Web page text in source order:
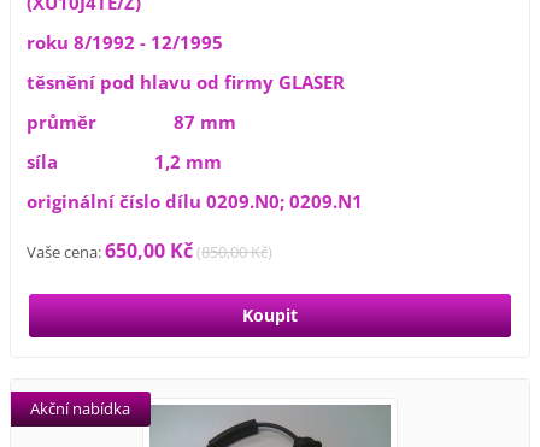
roku 8/1992 - 12/1995
těsnění pod hlavu od firmy GLASER
průměr 87 mm
síla 1,2 mm
originální číslo dílu 0209.N0; 0209.N1
Vaše cena:650,00 Kč(850,00 Kč)
Akční nabídka